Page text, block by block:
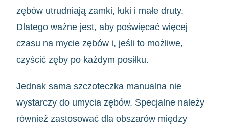
zębów utrudniają zamki, łuki i małe druty.
Dlatego ważne jest, aby poświęcać więcej
czasu na mycie zębów i, jeśli to możliwe,
czyścić zęby po każdym posiłku.
Jednak sama szczoteczka manualna nie
wystarczy do umycia zębów. Specjalne należy
również zastosować dla obszarów między